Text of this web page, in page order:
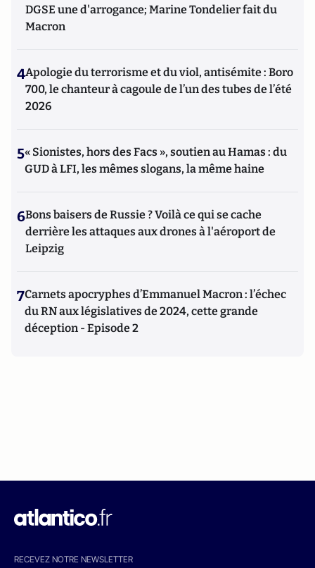
DGSE une d'arrogance; Marine Tondelier fait du
Macron
4Apologie du terrorisme et du viol, antisémite : Boro
700, le chanteur à cagoule de l’un des tubes de l’été
2026
5« Sionistes, hors des Facs », soutien au Hamas : du
GUD à LFI, les mêmes slogans, la même haine
6Bons baisers de Russie ? Voilà ce qui se cache
derrière les attaques aux drones à l'aéroport de
Leipzig
7Carnets apocryphes d’Emmanuel Macron : l’échec
du RN aux législatives de 2024, cette grande
déception - Episode 2
RECEVEZ NOTRE NEWSLETTER